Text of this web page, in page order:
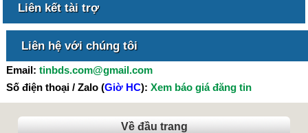
Liên kết tài trợ
Liên hệ với chúng tôi
Email: tinbds.com@gmail.com
Số điện thoại / Zalo (Giờ HC): Xem báo giá đăng tin
Về đầu trang